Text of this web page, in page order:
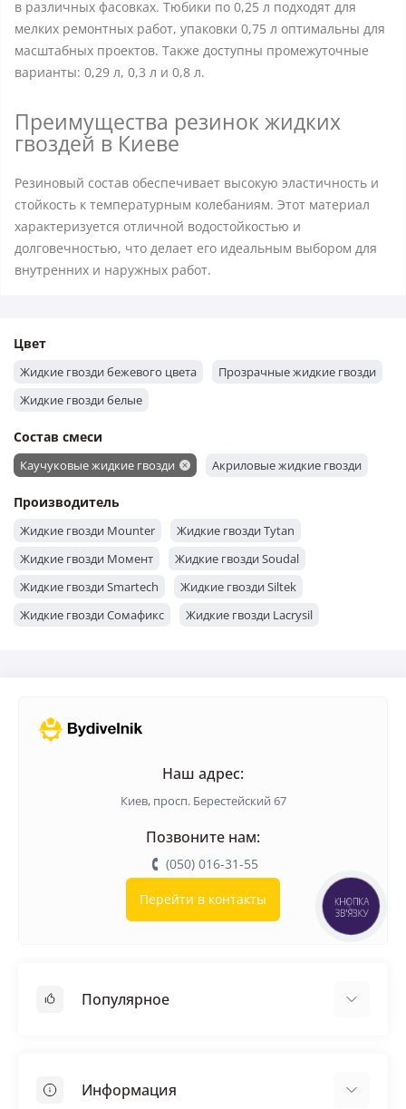
в различных фасовках. Тюбики по 0,25 л подходят для
мелких ремонтных работ, упаковки 0,75 л оптимальны для
масштабных проектов. Также доступны промежуточные
варианты: 0,29 л, 0,3 л и 0,8 л.
Преимущества резинок жидких
гвоздей в Киеве
Резиновый состав обеспечивает высокую эластичность и
стойкость к температурным колебаниям. Этот материал
характеризуется отличной водостойкостью и
долговечностью, что делает его идеальным выбором для
внутренних и наружных работ.
Цвет
Жидкие гвозди бежевого цвета
Прозрачные жидкие гвозди
Жидкие гвозди белые
Состав смеси
Каучуковые жидкие гвозди Акриловые жидкие гвозди
Производитель
Жидкие гвозди Mounter
Жидкие гвозди Tytan
Жидкие гвозди Момент
Жидкие гвозди Soudal
Жидкие гвозди Smartech
Жидкие гвозди Siltek
Жидкие гвозди Сомафикс
Жидкие гвозди Lacrysil
Наш адрес:
Киев, просп. Берестейский 67
Позвоните нам:
(050) 016-31-55
Перейти в контакты
Популярное
Самовыравнивающая смесь
Информация
КНОПКА
ЗВ'ЯЗКУ